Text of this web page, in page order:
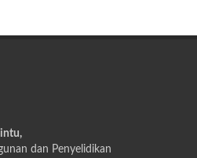
dan Penyelidikan